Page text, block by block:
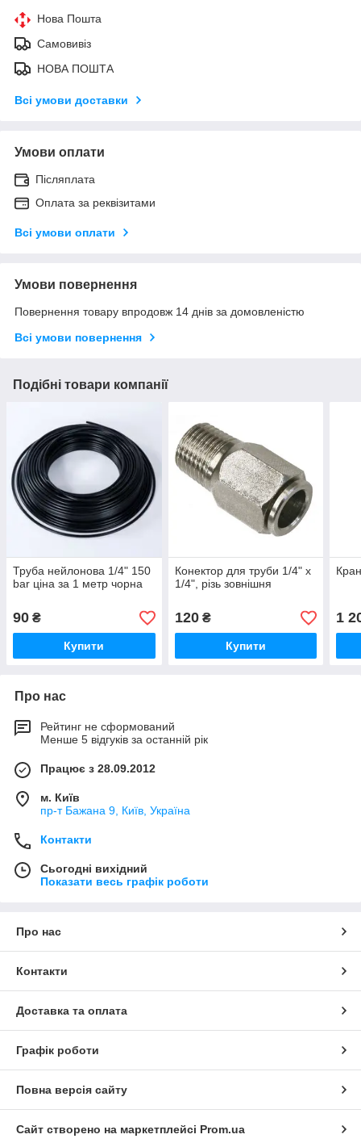
Нова Пошта
Самовивіз
НОВА ПОШТА
Всі умови доставки
Умови оплати
Післяплата
Оплата за реквізитами
Всі умови оплати
Умови повернення
Повернення товару впродовж 14 днів за домовленістю
Всі умови повернення
Подібні товари компанії
Труба нейлонова 1/4" 150
bar ціна за 1 метр чорна
90 ₴
Купити
Конектор для труби 1/4" х
1/4", різь зовнішня
120₴
Купити
1
Про нас
Рейтинг не сформований
Менше 5 відгуків за останній рік
Працює з 28.09.2012
м. Київ
пр-т Бажана 9, Київ, Україна
Контакти
Сьогодні вихідний
Показати весь графік роботи
Про нас
Контакти
Доставка та оплата
Графік роботи
Повна версія сайту
Сайт створено на маркетплейсі Prom.ua